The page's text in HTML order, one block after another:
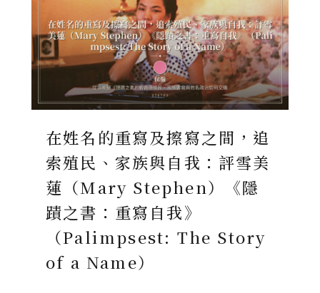
在姓名的重寫及擦寫之間，追
索殖民、家族與自我：評雪美
蓮（Mary Stephen）《隱
蹟之書：重寫自我》
（Palimpsest: The Story
of a Name）